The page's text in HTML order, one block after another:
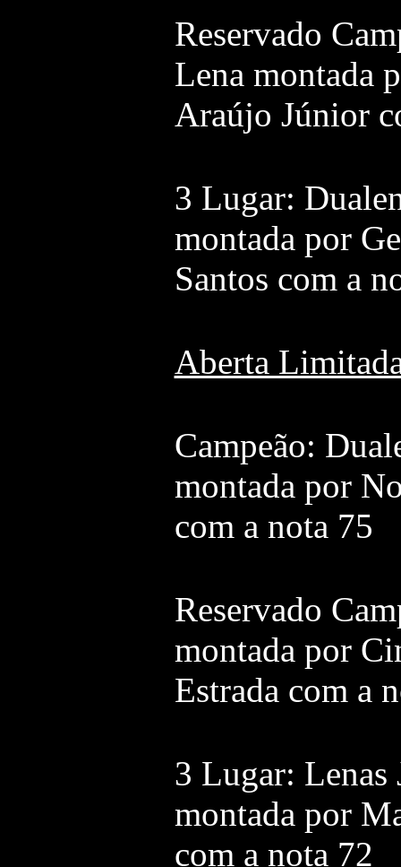
Reservado
Lena montada
Araújo Júnior
3 Lugar:
montada por
Santos com a
Aberta
Campeão:
montada por
com a nota 75
Reservado
montada por
Estrada com a
3 Lugar: Lenas
montada por
com a nota 72